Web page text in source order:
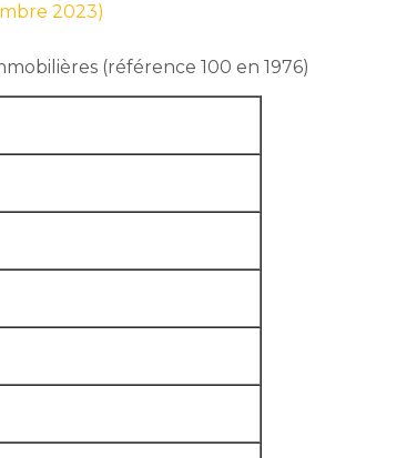
2023)
(référence 100 en 1976)